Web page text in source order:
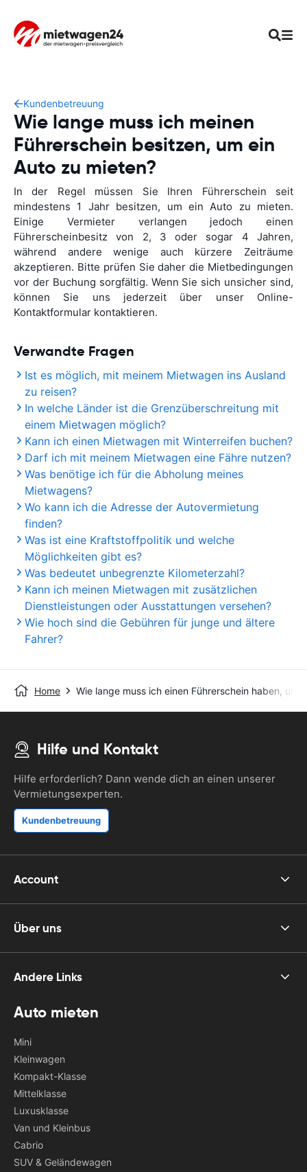
Kundenbetreuung
Wie lange muss ich meinen
Führerschein besitzen, um ein
Auto zu mieten?
In der Regel müssen Sie Ihren Führerschein seit
mindestens 1 Jahr besitzen, um ein Auto zu mieten.
Einige Vermieter verlangen jedoch einen
Führerscheinbesitz von 2, 3 oder sogar 4 Jahren,
während andere wenige auch kürzere Zeiträume
akzeptieren. Bitte prüfen Sie daher die Mietbedingungen
vor der Buchung sorgfältig. Wenn Sie sich unsicher sind,
können Sie uns jederzeit über unser Online-
Kontaktformular kontaktieren.
Verwandte Fragen
Ist es möglich, mit meinem Mietwagen ins Ausland
zu reisen?
In welche Länder ist die Grenzüberschreitung mit
einem Mietwagen möglich?
Kann ich einen Mietwagen mit Winterreifen buchen?
Darf ich mit meinem Mietwagen eine Fähre nutzen?
Was benötige ich für die Abholung meines
Mietwagens?
Wo kann ich die Adresse der Autovermietung
finden?
Was ist eine Kraftstoffpolitik und welche
Möglichkeiten gibt es?
Was bedeutet unbegrenzte Kilometerzahl?
Kann ich meinen Mietwagen mit zusätzlichen
Dienstleistungen oder Ausstattungen versehen?
Wie hoch sind die Gebühren für junge und ältere
Fahrer?
Home Wie lange muss ich einen Führerschein haben, um
Hilfe und Kontakt
Hilfe erforderlich? Dann wende dich an einen unserer
Vermietungsexperten.
Kundenbetreuung
Account
Über uns
Andere Links
Auto mieten
Mini
Kleinwagen
Kompakt-Klasse
Mittelklasse
Luxusklasse
Van und Kleinbus
Cabrio
SUV & Geländewagen